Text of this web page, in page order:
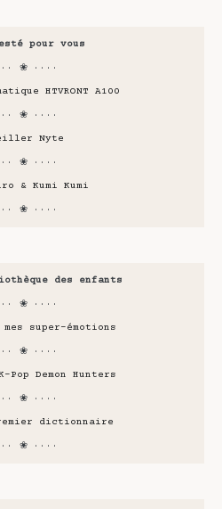
pour vous
❀ ····
HTVRONT A100
❀ ····
Nyte
❀ ····
& Kumi Kumi
❀ ····
des enfants
❀ ····
super-émotions
❀ ····
Pop Demon Hunters
❀ ····
dictionnaire
❀ ····